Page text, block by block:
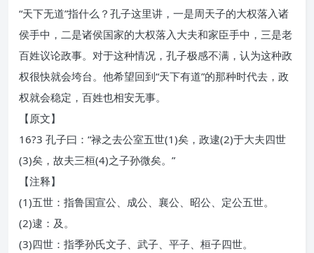
“天下无道”指什么？孔子这里讲，一是周天子的大权落入诸
侯手中，二是诸侯国家的大权落入大夫和家臣手中，三是老
百姓议论政事。对于这种情况，孔子极感不满，认为这种政
权很快就会垮台。他希望回到“天下有道”的那种时代去，政
权就会稳定，百姓也相安无事。
【原文】
16?3 孔子曰：“禄之去公室五世(1)矣，政逮(2)于大夫四世
(3)矣，故夫三桓(4)之子孙微矣。”
【注释】
(1)五世：指鲁国宣公、成公、襄公、昭公、定公五世。
(2)逮：及。
(3)四世：指季孙氏文子、武子、平子、桓子四世。